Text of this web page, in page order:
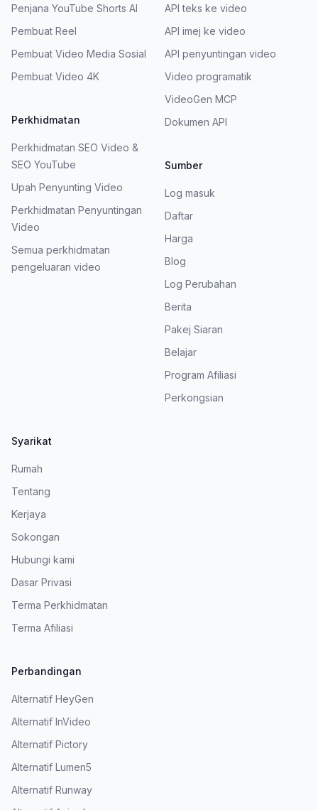
Penjana YouTube Shorts AI
Pembuat Reel
Pembuat Video Media Sosial
Pembuat Video 4K
Perkhidmatan
Perkhidmatan SEO Video &
SEO YouTube
Upah Penyunting Video
Perkhidmatan Penyuntingan
Video
Semua perkhidmatan
pengeluaran video
API teks ke video
API imej ke video
API penyuntingan video
Video programatik
VideoGen MCP
Dokumen API
Sumber
Log masuk
Daftar
Harga
Blog
Log Perubahan
Berita
Pakej Siaran
Belajar
Program Afiliasi
Perkongsian
Syarikat
Rumah
Tentang
Kerjaya
Sokongan
Hubungi kami
Dasar Privasi
Terma Perkhidmatan
Terma Afiliasi
Perbandingan
Alternatif HeyGen
Alternatif InVideo
Alternatif Pictory
Alternatif Lumen5
Alternatif Runway